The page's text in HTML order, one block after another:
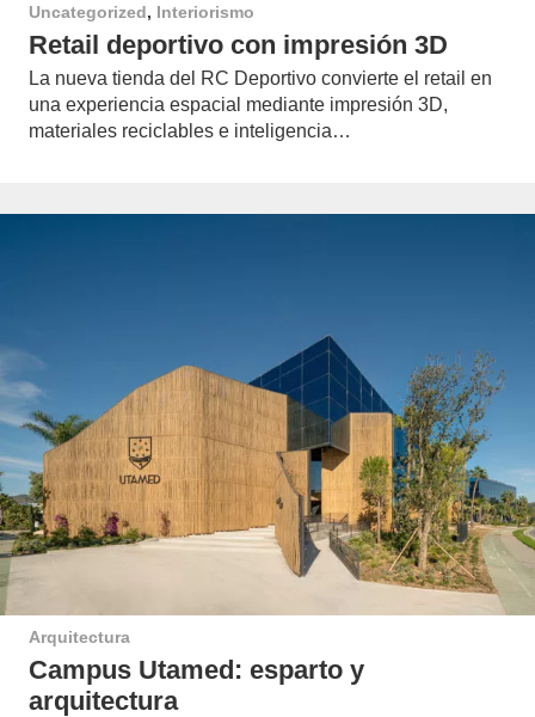
Uncategorized, Interiorismo
Retail deportivo con impresión 3D
La nueva tienda del RC Deportivo convierte el retail en
una experiencia espacial mediante impresión 3D,
materiales reciclables e inteligencia…
Arquitectura
Campus Utamed: esparto y
arquitectura